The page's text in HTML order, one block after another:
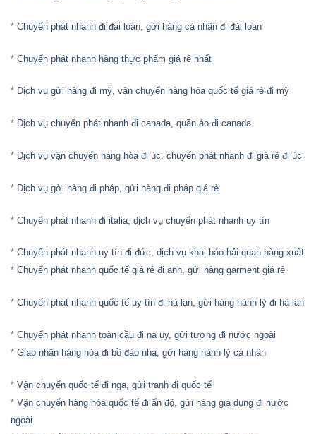
* Chuyển phát nhanh đi đài loan, gởi hàng cá nhân đi đài loan
* Chuyển phát nhanh hàng thực phẩm giá rẻ nhất
* Dịch vụ gửi hàng đi mỹ, vận chuyển hàng hóa quốc tế giá rẻ đi mỹ
* Dịch vụ chuyển phát nhanh đi canada, quần áo đi canada
* Dịch vụ vận chuyển hàng hóa đi úc, chuyển phát nhanh đi giá rẻ đi úc
* Dịch vụ gởi hàng đi pháp, gửi hàng đi pháp giá rẻ
* Chuyển phát nhanh đi italia, dịch vụ chuyển phát nhanh uy tín
* Chuyển phát nhanh uy tín đi đức, dịch vụ khai báo hải quan hàng xuất
* Chuyển phát nhanh quốc tế giá rẻ đi anh, gửi hàng garment giá rẻ
* Chuyển phát nhanh quốc tế uy tín đi hà lan, gửi hàng hành lý đi hà lan
* Chuyển phát nhanh toàn cầu đi na uy, gửi tượng đi nước ngoài
* Giao nhận hàng hóa đi bồ đào nha, gởi hàng hành lý cá nhân
* Vận chuyển quốc tế đi nga, gửi tranh đi quốc tế
* Vận chuyển hàng hóa quốc tế đi ấn độ, gửi hàng gia dụng đi nước
ngoài